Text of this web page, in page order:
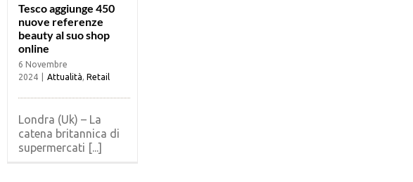
Tesco aggiunge 450
nuove referenze
beauty al suo shop
online
6 Novembre
2024
Attualità Retail
Londra (Uk) – La
catena britannica di
supermercati [...]